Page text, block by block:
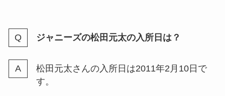
ジャニーズグッズが買える場所！
式グッズを買えるショップ紹介
ジャニーズの松田元太の入所日は？
松田元太さんの入所日は2011年2月10日で
す。